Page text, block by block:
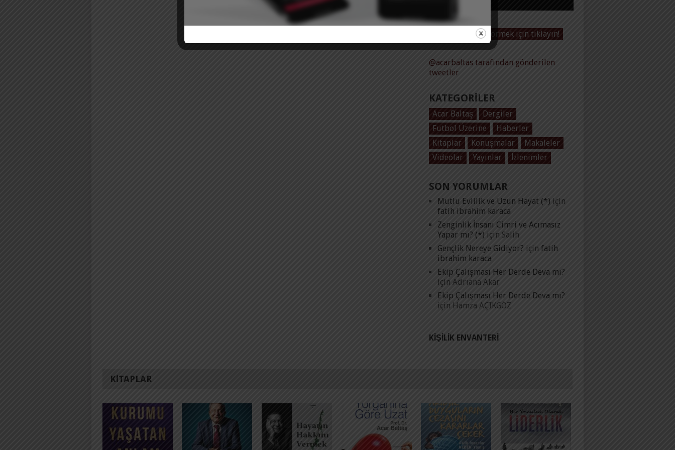
Tüm Videoları görmek için tıklayın!
@acarbaltas tarafından gönderilen
tweetler
KATEGORILER
Acar Baltaş
Dergiler
Futbol Üzerine
Haberler
Kitaplar
Konuşmalar
Makaleler
Videolar
Yayınlar İzlenimler
SON YORUMLAR
Mutlu Evlilik ve Uzun Hayat (*) için
fatih ibrahim karaca
Zenginlik İnsanı Cimri ve Acımasız
Yapar mı? (*) için Salih
Gençlik Nereye Gidiyor? içinfatih
ibrahim karaca
Ekip Çalışması Her Derde Deva mı?
için Adrıana Akar
Ekip Çalışması Her Derde Deva mı?
için Hamza AÇIKGÖZ
KIŞILIK ENVANTERI
KITAPLAR